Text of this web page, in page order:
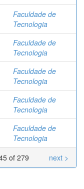
Faculdade de
Tecnologia
Faculdade de
Tecnologia
Faculdade de
Tecnologia
Faculdade de
Tecnologia
Faculdade de
Tecnologia
of 279
next >